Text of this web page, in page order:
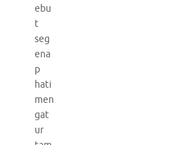
ebu
t
seg
ena
p
hati
men
gat
ur